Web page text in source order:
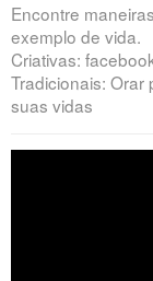
Encontre
exemplo de vida.
Criativas:
Tradicionais:
suas vidas